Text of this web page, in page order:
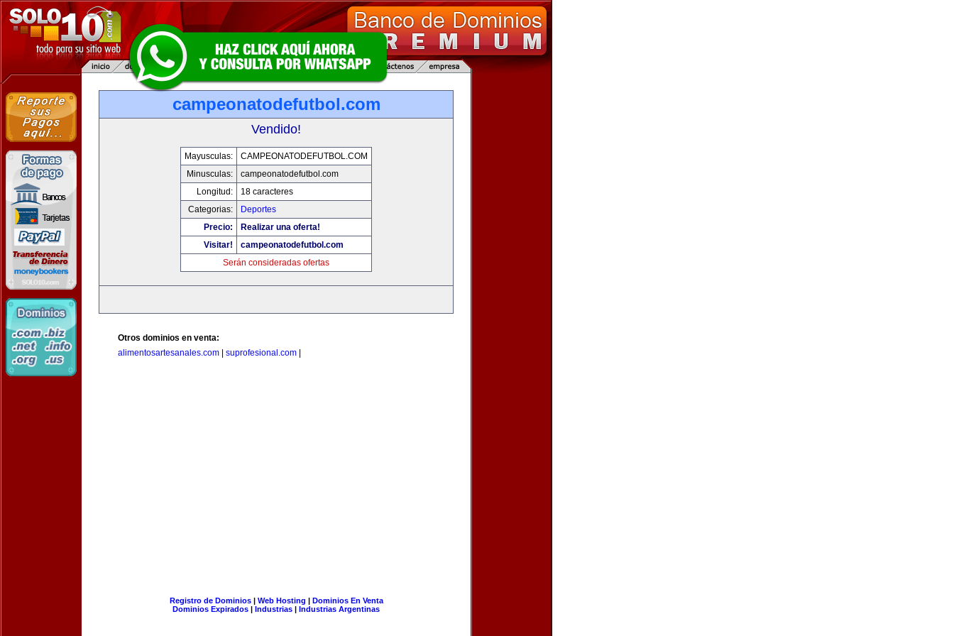
campeonatodefutbol.com
Vendido!
Mayusculas:
CAMPEONATODEFUTBOL.COM
Minusculas:
campeonatodefutbol.com
Longitud:
18 caracteres
Categorias:
Deportes
Precio:
Realizar una oferta!
Visitar!
campeonatodefutbol.com
Serán consideradas ofertas
Otros dominios en venta:
alimentosartesanales.com
suprofesional.com
Registro de Dominios| Web Hosting | Dominios En Venta
Dominios Expirados | Industrias | Industrias Argentinas